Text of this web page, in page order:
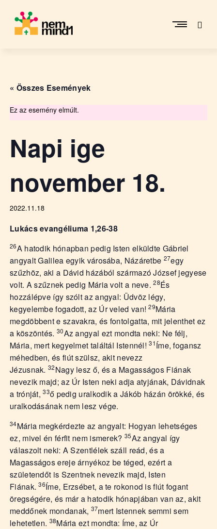
content
p
r
i
R
f
o
m
t
s
o
k
e
-
L
a
p
j
a
« Összes Események
Ez az esemény elmúlt.
Napi ige
november 18.
2022.11.18
Lukács evangéliuma 1,26-38
26A hatodik hónapban pedig Isten elküldte Gábriel
angyalt Galilea egyik városába, Názáretbe 27egy
szűzhöz, aki a Dávid házából származó József jegyese
volt. A szűznek pedig Mária volt a neve.28És
hozzálépve így szólt az angyal: Üdvöz légy,
kegyelembe fogadott, az Úr veled van!29Mária
megdöbbent e szavakra, és fontolgatta, mit jelenthet ez
a köszöntés. 30Az angyal ezt mondta neki: Ne félj,
Mária, mert kegyelmet találtál Istennél!31Íme, fogansz
méhedben, és fiút szülsz, akit nevezz
Jézusnak.32Nagy lesz ő, és a Magasságos Fiának
nevezik majd; az Úr Isten neki adja atyjának, Dávidnak
a trónját,33ő pedig uralkodik a Jákób házán örökké, és
uralkodásának nem lesz vége.
34Mária megkérdezte az angyalt: Hogyan lehetséges
ez, mivel én férfit nem ismerek? 35Az angyal így
válaszolt neki: A Szentlélek száll reád, és a
Magasságos ereje árnyékoz be téged, ezért a
születendőt is Szentnek nevezik majd, Isten
Fiának.36Íme, Erzsébet, a te rokonod is fiút fogant
öregségére, és már a hatodik hónapjában van az, akit
meddőnek mondanak, 37mert Istennek semmi sem
lehetetlen. 38Mária ezt mondta: Íme, az Úr